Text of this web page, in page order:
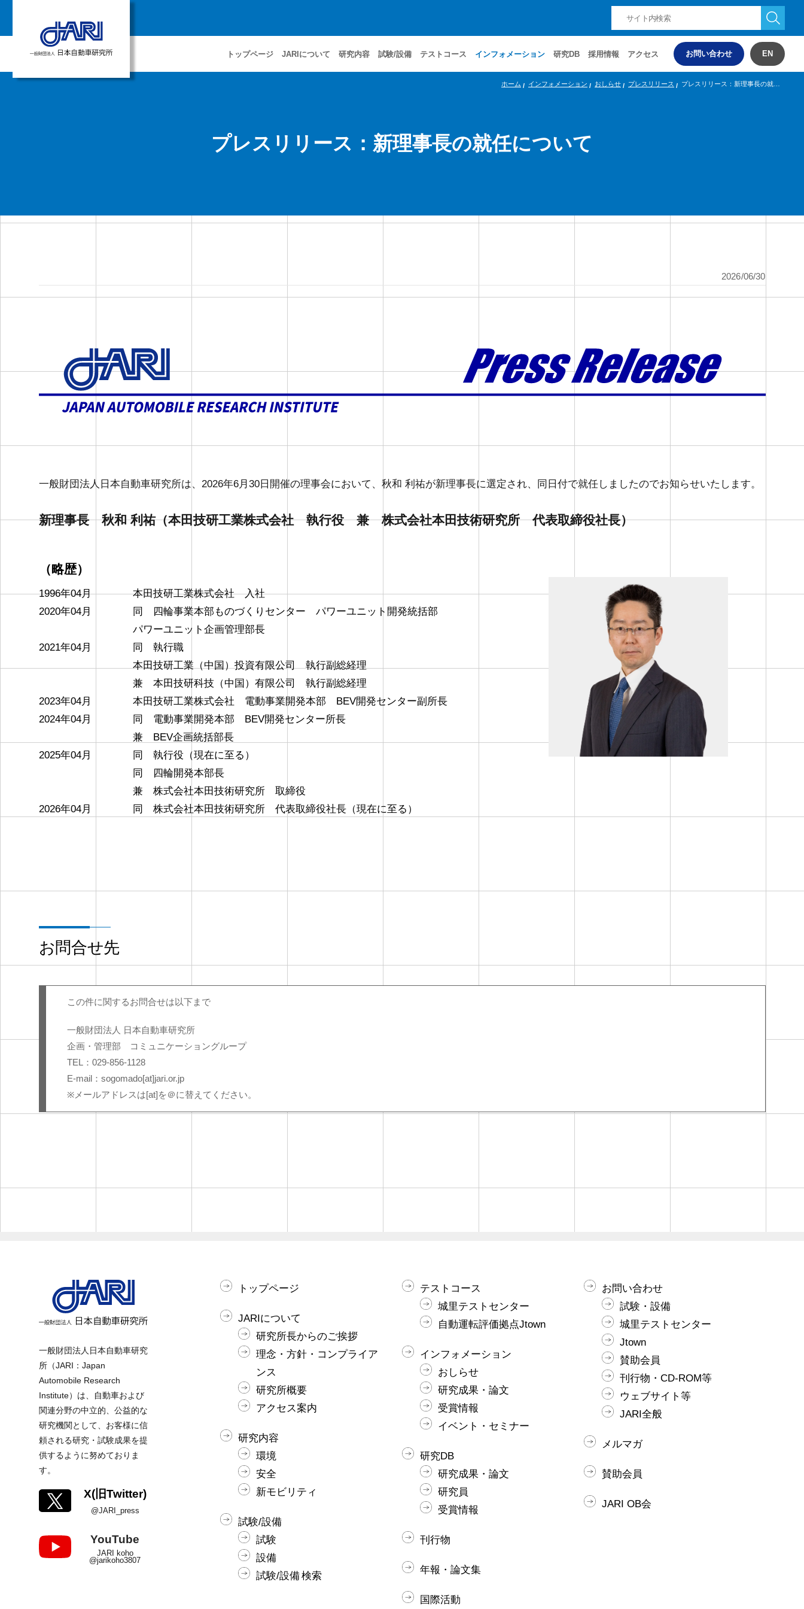
トップページ JARIについて 研究内容 試験/設備 テストコース インフォメーション 研究DB 採用情報 アクセス お問い合わせ EN
ホーム インフォメーション おしらせ プレスリリース
プレスリリース：新理事長の就任について
2026/06/30
一般財団法人日本自動車研究所は、2026年6月30日開催の理事会において、秋和 利祐が新理事長に選定され、同日付で就任しましたのでお知らせいたします。
新理事長 秋和 利祐（本田技研工業株式会社 執行役 兼 株式会社本田技術研究所 代表取締役社長）
（略歴）
1996年04月
本田技研工業株式会社 入社
2020年04月
同 四輪事業本部ものづくりセンター パワーユニット開発統括部
パワーユニット企画管理部長
2021年04月
同 執行職
本田技研工業（中国）投資有限公司 執行副総経理
兼 本田技研科技（中国）有限公司 執行副総経理
2023年04月
本田技研工業株式会社 電動事業開発本部 BEV開発センター副所長
2024年04月
同 電動事業開発本部 BEV開発センター所長
兼 BEV企画統括部長
2025年04月
同 執行役（現在に至る）
同 四輪開発本部長
兼 株式会社本田技術研究所 取締役
2026年04月
同 株式会社本田技術研究所 代表取締役社長（現在に至る）
お問合せ先
この件に関するお問合せは以下まで
一般財団法人 日本自動車研究所
企画・管理部 コミュニケーショングループ
TEL：029-856-1128
E-mail：sogomado[at]jari.or.jp
※メールアドレスは[at]を＠に替えてください。
一般財団法人日本自動車研究
所（JARI：Japan
Automobile Research
Institute）は、自動車および
関連分野の中立的、公益的な
研究機関として、お客様に信
頼される研究・試験成果を提
供するように努めておりま
す。
X(旧Twitter)
@JARI_press
YouTube
JARI koho
@jarikoho3807
トップページ
JARIについて
研究所長からのご挨拶
理念・方針・コンプライア
ンス
研究所概要
アクセス案内
研究内容
環境
安全
新モビリティ
試験/設備
試験
設備
試験/設備 検索
テストコース
城里テストセンター
自動運転評価拠点Jtown
インフォメーション
おしらせ
研究成果・論文
受賞情報
イベント・セミナー
研究DB
研究成果・論文
研究員
受賞情報
刊行物
年報・論文集
国際活動
お問い合わせ
試験・設備
城里テストセンター
Jtown
賛助会員
刊行物・CD-ROM等
ウェブサイト等
JARI全般
メルマガ
賛助会員
JARI OB会